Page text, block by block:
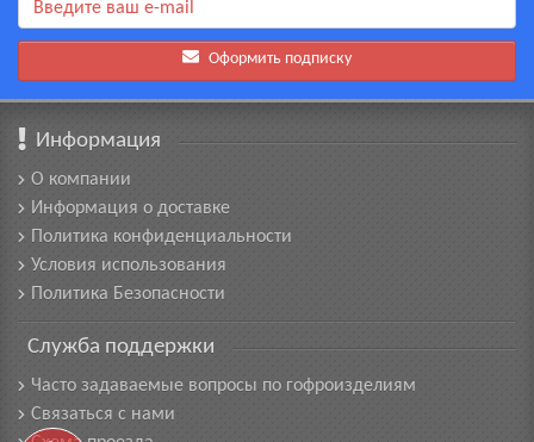
Оформить подписку
Информация
О компании
Информация о доставке
Политика конфиденциальности
Условия использования
Политика Безопасности
Служба поддержки
Часто задаваемые вопросы по гофроизделиям
Связаться с нами